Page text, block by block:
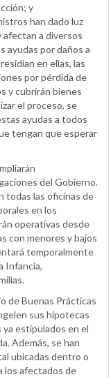
y
han dado luz
afectan a diversos
ayudas por daños a
en ellas, las
por pérdida de
y cubrirán bienes
el proceso, se
ayudas a todos
tengan que esperar
del Gobierno.
todas las oficinas de
en los
operativas desde
con menores y bajos
temporalmente
Infancia,
de Buenas Prácticas
sus hipotecas
ya estipulados en el
Además, se han
ubicadas dentro o
los afectados de